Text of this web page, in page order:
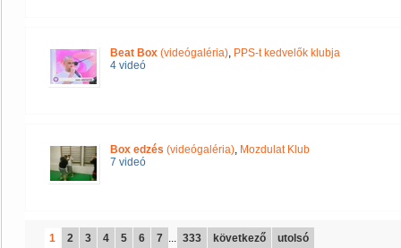
Beat Box (videógaléria), PPS-t kedvelők klubja
4 videó
Box edzés (videógaléria), Mozdulat Klub
7 videó
1 2 3 4 5 6 7 ... 333 következő utolsó